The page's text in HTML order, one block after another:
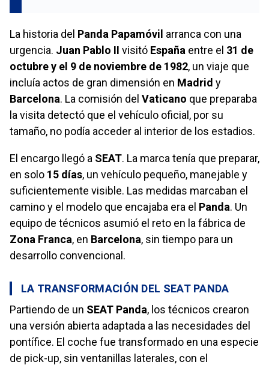
La historia del Panda Papamóvil arranca con una
urgencia. Juan Pablo II visitó España entre el 31 de
octubre y el 9 de noviembre de 1982, un viaje que
incluía actos de gran dimensión en Madrid y
Barcelona. La comisión del Vaticano que preparaba
la visita detectó que el vehículo oficial, por su
tamaño, no podía acceder al interior de los estadios.
El encargo llegó a SEAT. La marca tenía que preparar,
en solo 15 días, un vehículo pequeño, manejable y
suficientemente visible. Las medidas marcaban el
camino y el modelo que encajaba era el Panda. Un
equipo de técnicos asumió el reto en la fábrica de
Zona Franca, en Barcelona, sin tiempo para un
desarrollo convencional.
LA TRANSFORMACIÓN DEL SEAT PANDA
Partiendo de un SEAT Panda, los técnicos crearon
una versión abierta adaptada a las necesidades del
pontífice. El coche fue transformado en una especie
de pick-up, sin ventanillas laterales, con el